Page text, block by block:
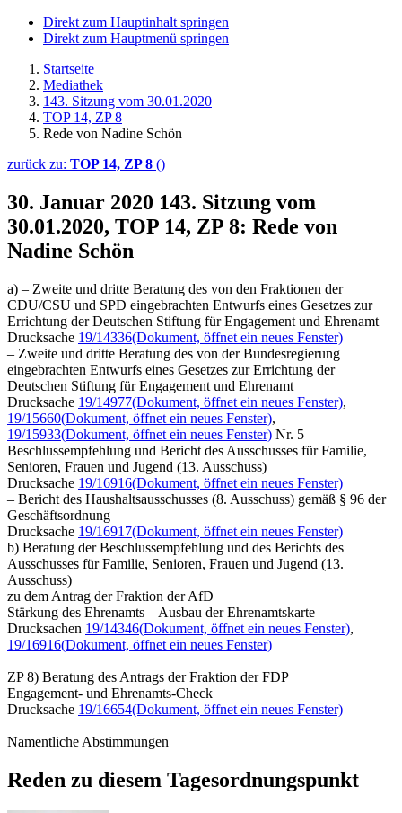
Direkt zum Hauptinhalt springen
Direkt zum Hauptmenü springen
Startseite
Mediathek
143. Sitzung vom 30.01.2020
TOP 14, ZP 8
Rede von Nadine Schön
zurück zu: TOP 14, ZP 8 ()
30. Januar 2020 143. Sitzung vom
30.01.2020, TOP 14, ZP 8: Rede von
Nadine Schön
a) – Zweite und dritte Beratung des von den Fraktionen der
CDU/CSU und SPD eingebrachten Entwurfs eines Gesetzes zur
Errichtung der Deutschen Stiftung für Engagement und Ehrenamt
Drucksache 19/14336(Dokument, öffnet ein neues Fenster)
– Zweite und dritte Beratung des von der Bundesregierung
eingebrachten Entwurfs eines Gesetzes zur Errichtung der
Deutschen Stiftung für Engagement und Ehrenamt
Drucksache 19/14977(Dokument, öffnet ein neues Fenster),
19/15660(Dokument, öffnet ein neues Fenster),
19/15933(Dokument, öffnet ein neues Fenster) Nr. 5
Beschlussempfehlung und Bericht des Ausschusses für Familie,
Senioren, Frauen und Jugend (13. Ausschuss)
Drucksache 19/16916(Dokument, öffnet ein neues Fenster)
– Bericht des Haushaltsausschusses (8. Ausschuss) gemäß § 96 der
Geschäftsordnung
Drucksache 19/16917(Dokument, öffnet ein neues Fenster)
b) Beratung der Beschlussempfehlung und des Berichts des
Ausschusses für Familie, Senioren, Frauen und Jugend (13.
Ausschuss)
zu dem Antrag der Fraktion der AfD
Stärkung des Ehrenamts – Ausbau der Ehrenamtskarte
Drucksachen 19/14346(Dokument, öffnet ein neues Fenster),
19/16916(Dokument, öffnet ein neues Fenster)
ZP 8) Beratung des Antrags der Fraktion der FDP
Engagement- und Ehrenamts-Check
Drucksache 19/16654(Dokument, öffnet ein neues Fenster)
Namentliche Abstimmungen
Reden zu diesem Tagesordnungspunkt